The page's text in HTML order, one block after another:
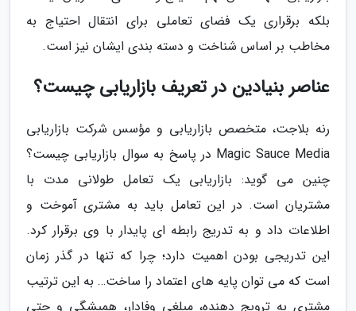
بلکه برقراری یک فضای تعاملی برای انتقال احتیاج به
مخاطب بر اساس شناخت و دسته بندی ایشان نیز است.
عناصر بنیادین در تعریف بازاریابی چیست؟
رنه بلاجت، متخصص بازاریابی و مؤسس شرکت بازاریابی
Magic Sauce Media در پاسخ به سوال بازاریابی چیست؟
چنین می گوید: بازاریابی یک تعامل طولانی مدت با
مشتریان است. در این تعامل باید به مشتری آموخت و
اطلاعات داد و به تدریج رابطه ای پایدار با وی برقرار کرد.
این تدریجی بودن اهمیت دارد؛ چرا که تنها در گذر زمان
است که می توان پایه های اعتماد را ساخت… به این ترتیب
مشتری به ترویج دهنده، مبلغی وفادار، همیشگی و حتی